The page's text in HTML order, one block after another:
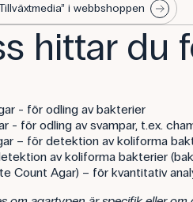
i webbshoppen
hittar du
- för odling av bakterier
- för odling av svampar, t.ex.
– för detektion av koliforma
av koliforma bakterier
Count Agar) – för kvantitativ